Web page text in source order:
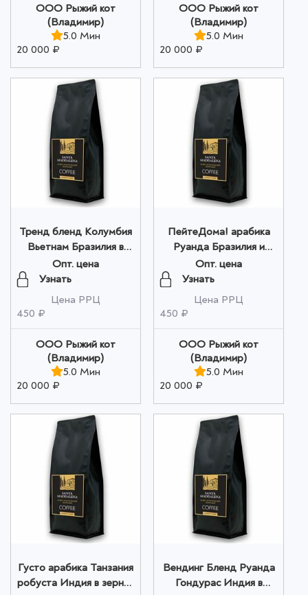
ООО Рыжий кот
(Владимир)
5.0 Мин
20 000 ₽
ООО Рыжий кот
(Владимир)
5.0 Мин
20 000 ₽
Тренд бленд Колумбия
Вьетнам Бразилия в
зернах 200г оптом
Опт. цена
Узнать
Цена РРЦ
450 ₽
ООО Рыжий кот
(Владимир)
5.0 Мин
20 000 ₽
ПейтеДома! арабика
Руанда Бразилия и
Уганда в зернах 200г
оптом
Опт. цена
Узнать
Цена РРЦ
450 ₽
ООО Рыжий кот
(Владимир)
5.0 Мин
20 000 ₽
Густо арабика Танзания
робуста Индия в зернах
Вендинг Бленд Руанда
Гондурас Индия в